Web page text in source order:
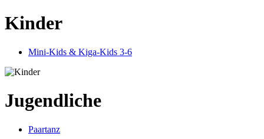
Kinder
Mini-Kids & Kiga-Kids 3-6
Jugendliche
Paartanz